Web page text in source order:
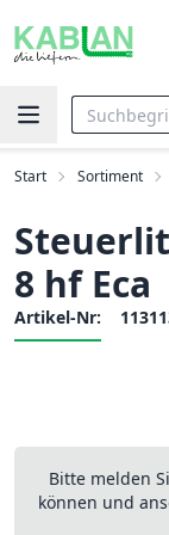
Start Sortiment
8 hf Eca
Artikel-Nr:
Bitte melden
können und